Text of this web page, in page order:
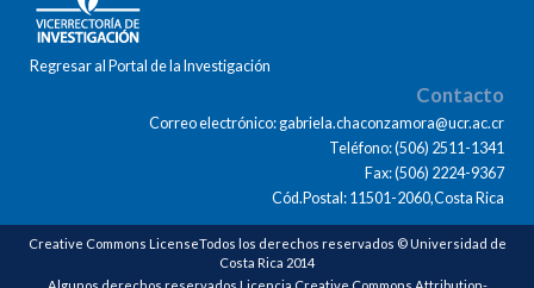
Regresar al Portal de la Investigación
Contacto
Correo electrónico: gabriela.chaconzamora@ucr.ac.cr
Teléfono: (506) 2511-1341
Fax: (506) 2224-9367
Cód.Postal: 11501-2060,Costa Rica
Creative Commons LicenseTodos los derechos reservados © Universidad de
Costa Rica 2014